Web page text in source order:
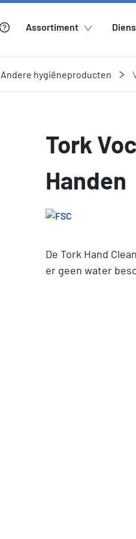
Assortiment
Andere hygiëneproducten
Tork
Handen
De Tork Hand
er geen water